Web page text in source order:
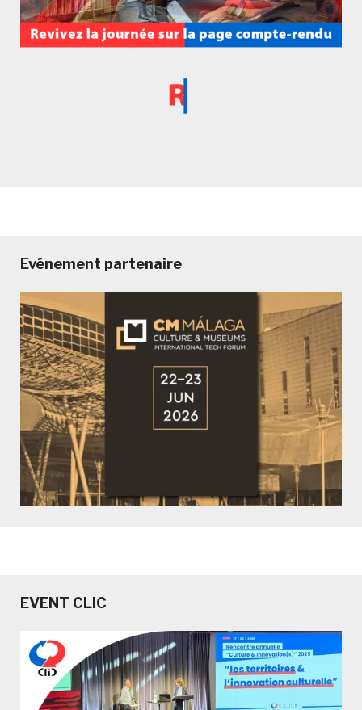
Evénement partenaire
EVENT CLIC